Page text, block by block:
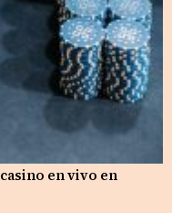
en vivo en